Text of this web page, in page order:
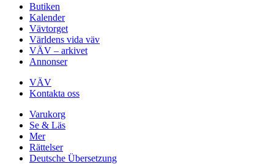
Butiken
Kalender
Vävtorget
Världens vida väv
VÄV – arkivet
Annonser
VÄV
Kontakta oss
Varukorg
Se & Läs
Mer
Rättelser
Deutsche Übersetzung